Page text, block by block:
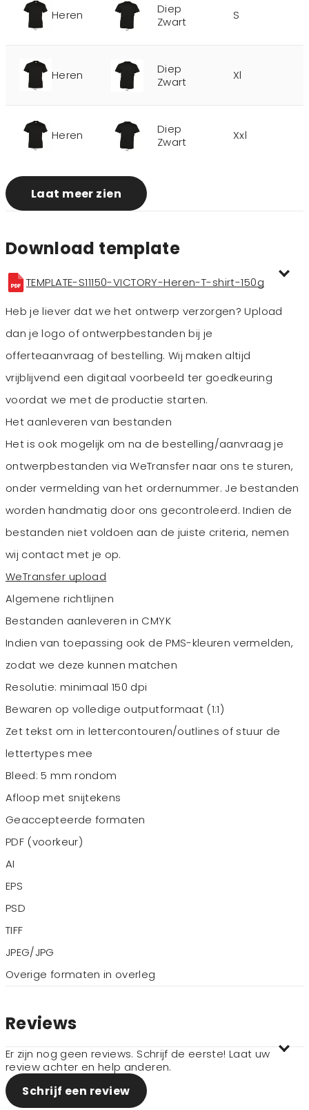
Heren
Diep
Zwart
S
Heren
Diep
Zwart
Xl
Heren
Diep
Zwart
Xxl
Laat meer zien
Download template
TEMPLATE-S11150-VICTORY-Heren-T-shirt-150g
Heb je liever dat we het ontwerp verzorgen? Upload
dan je logo of ontwerpbestanden bij je
offerteaanvraag of bestelling. Wij maken altijd
vrijblijvend een digitaal voorbeeld ter goedkeuring
voordat we met de productie starten.
Het aanleveren van bestanden
Het is ook mogelijk om na de bestelling/aanvraag je
ontwerpbestanden via WeTransfer naar ons te sturen,
onder vermelding van het ordernummer. Je bestanden
worden handmatig door ons gecontroleerd. Indien de
bestanden niet voldoen aan de juiste criteria, nemen
wij contact met je op.
WeTransfer upload
Algemene richtlijnen
Bestanden aanleveren in CMYK
Indien van toepassing ook de PMS-kleuren vermelden,
zodat we deze kunnen matchen
Resolutie: minimaal 150 dpi
Bewaren op volledige outputformaat (1:1)
Zet tekst om in lettercontouren/outlines of stuur de
lettertypes mee
Bleed: 5 mm rondom
Afloop met snijtekens
Geaccepteerde formaten
PDF (voorkeur)
AI
EPS
PSD
TIFF
JPEG/JPG
Overige formaten in overleg
Reviews
Er zijn nog geen reviews. Schrijf de eerste! Laat uw
review achter en help anderen.
Schrijf een review